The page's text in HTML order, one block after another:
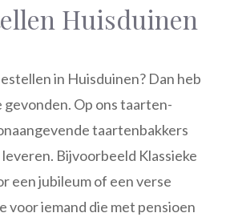
Huisduinen
in Huisduinen? Dan heb
Op ons taarten-
taartenbakkers
Bijvoorbeeld Klassieke
een jubileum of een verse
iemand die met pensioen